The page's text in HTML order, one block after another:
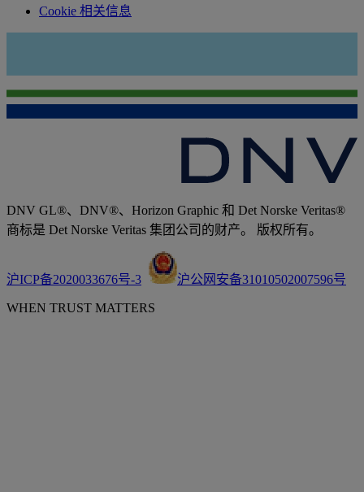
Cookie 相关信息
DNV GL®、DNV®、Horizon Graphic 和 Det Norske Veritas®
商标是 Det Norske Veritas 集团公司的财产。 版权所有。
沪ICP备2020033676号-3 沪公网安备31010502007596号
WHEN TRUST MATTERS